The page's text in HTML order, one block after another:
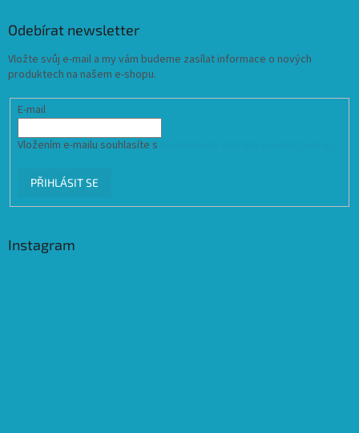
Odebírat newsletter
Vložte svůj e-mail a my vám budeme zasílat informace o nových
produktech na našem e-shopu.
E-mail
Vložením e-mailu souhlasíte s
PŘIHLÁSIT SE
Instagram